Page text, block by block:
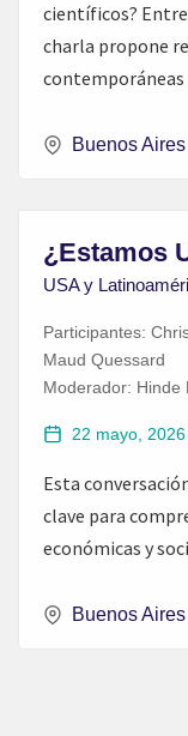
científicos?
charla propone
contemporáneas
Buenos Aires
¿Estamos
USA y
Participantes:
Maud Quessard
Moderador: Hinde
22 mayo, 2026
Esta
clave para
económicas y
Buenos Aires